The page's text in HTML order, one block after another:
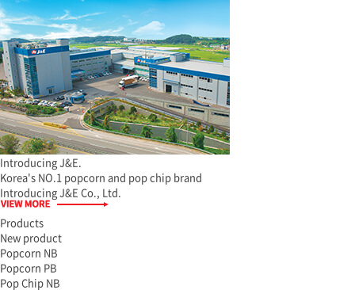
Introducing J&E.
Korea's NO.1 popcorn and pop chip brand
Introducing J&E Co., Ltd.
Products
New product
Popcorn NB
Popcorn PB
Pop Chip NB